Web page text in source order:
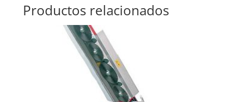
Productos relacionados